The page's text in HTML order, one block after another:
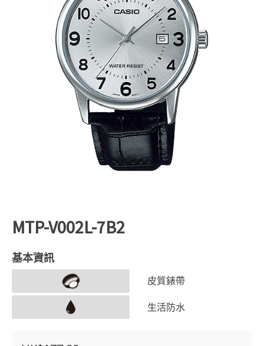
MTP-V002L-7B2
基本資訊
皮質錶帶
生活防水